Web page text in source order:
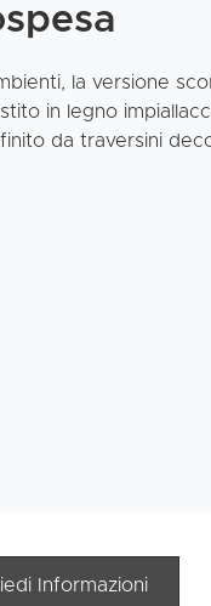
la versione
in legno
da traversini
Informazioni